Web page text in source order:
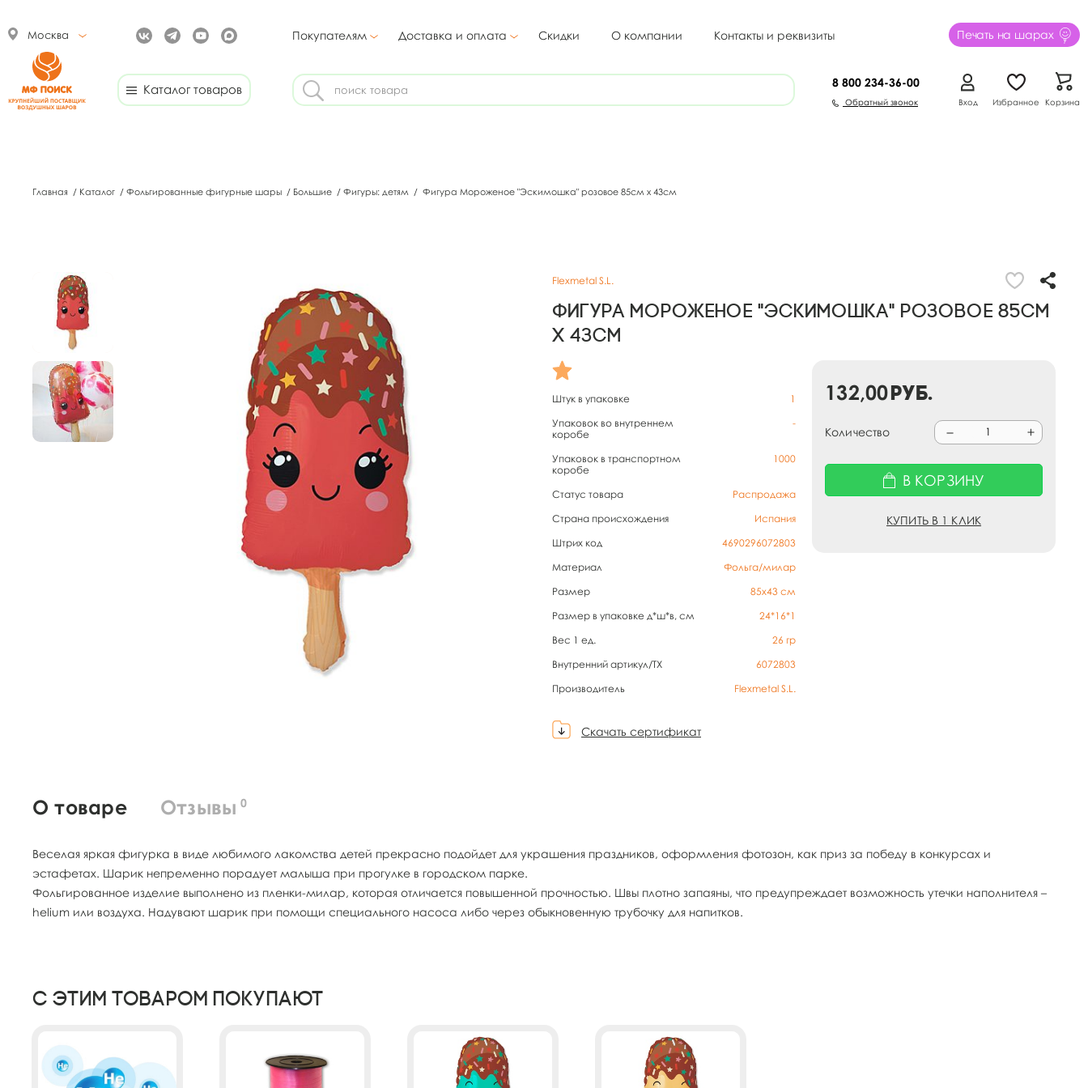
Москва Покупателям Доставка и оплата Скидки О компании Контакты и реквизиты Печать на шарах
Каталог товаров 8 800 234-36-00
Обратный звонок Вход Избранное Корзина
Главная / Каталог / Фольгированные фигурные шары / Большие / Фигуры: детям / Фигура Мороженое "Эскимошка" розовое 85см х 43см
Flexmetal S.L.
Фигура Мороженое "Эскимошка" розовое 85см
х 43см
Штук в упаковке
1
Упаковок во внутреннем
коробе
-
Упаковок в транспортном
коробе
1000
Статус товара
Распродажа
Страна происхождения
Испания
Штрих код
4690296072803
Материал
Фольга/милар
Размер
85х43 см
Размер в упаковке д*ш*в, см
24*16*1
Вес 1 ед.
26 гр
Внутренний артикул/TX
6072803
Производитель
Flexmetal S.L.
Скачать сертификат
132,00руб.
Количество
В КОРЗИНУ
КУПИТЬ В 1 КЛИК
О товаре Отзывы 0
Веселая яркая фигурка в виде любимого лакомства детей прекрасно подойдет для украшения праздников, оформления фотозон, как приз за победу в конкурсах и
эстафетах. Шарик непременно порадует малыша при прогулке в городском парке.
Фольгированное изделие выполнено из пленки-милар, которая отличается повышенной прочностью. Швы плотно запаяны, что предупреждает возможность утечки наполнителя –
helium или воздуха. Надувают шарик при помощи специального насоса либо через обыкновенную трубочку для напитков.
С этим товаром покупают